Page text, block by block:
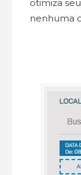
otimiza
nenhuma